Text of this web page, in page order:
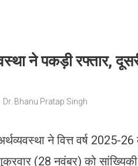
ने पकड़ी रफ्तार,
Dr. Bhanu Pratap Singh
ने वित्त वर्ष 2025-
(28 नवंबर) को